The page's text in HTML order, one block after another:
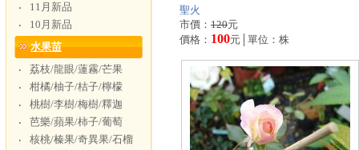
‧
11月新品
‧
10月新品
水果苗
‧
荔枝/龍眼/蓮霧/芒果
‧
柑橘/柚子/桔子/檸檬
‧
桃樹/李樹/梅樹/釋迦
‧
芭樂/蘋果/柿子/葡萄
‧
核桃/榛果/奇異果/石榴
聖火
市價： 120元
價格： 100元│單位：株